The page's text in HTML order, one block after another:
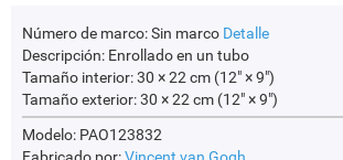
Número de marco:Sin marco Detalle
Descripción: Enrollado en un tubo
Tamaño interior:30 × 22 cm (12" × 9")
Tamaño exterior:30 × 22 cm (12" × 9")
Modelo: PAO123832